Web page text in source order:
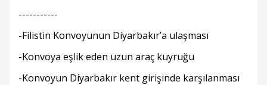
-----------
-Filistin Konvoyunun Diyarbakır’a ulaşması
-Konvoya eşlik eden uzun araç kuyruğu
-Konvoyun Diyarbakır kent girişinde karşılanması